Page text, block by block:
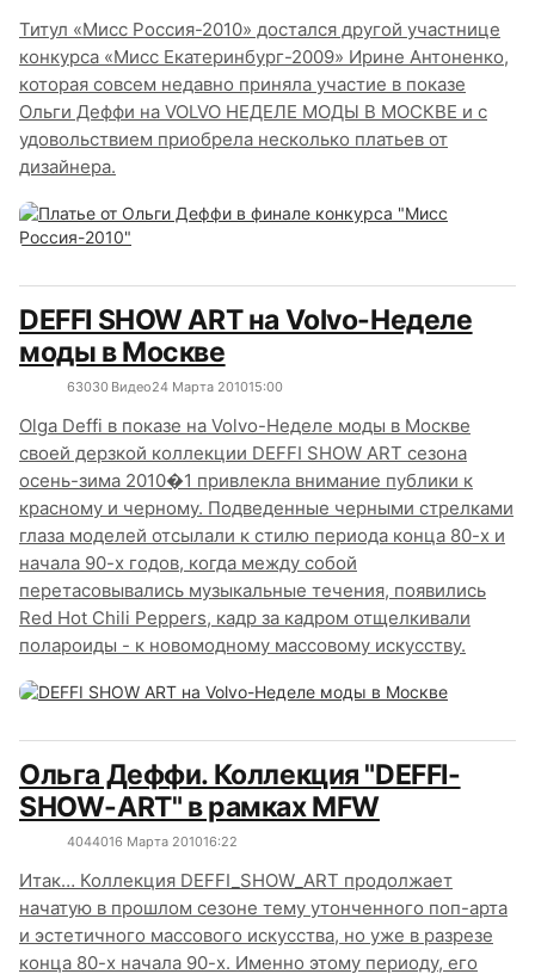
Титул «Мисс Россия-2010» достался другой участнице
конкурса «Мисс Екатеринбург-2009» Ирине Антоненко,
которая совсем недавно приняла участие в показе
Ольги Деффи на VOLVO НЕДЕЛЕ МОДЫ В МОСКВЕ и с
удовольствием приобрела несколько платьев от
дизайнера.
DEFFI SHOW ART на Volvo-Неделе
моды в Москве
63030 Видео24 Марта 201015:00
Olga Deffi в показе на Volvo-Неделе моды в Москве
своей дерзкой коллекции DEFFI SHOW ART сезона
осень-зима 2010�1 привлекла внимание публики к
красному и черному. Подведенные черными стрелками
глаза моделей отсылали к стилю периода конца 80-х и
начала 90-х годов, когда между собой
перетасовывались музыкальные течения, появились
Red Hot Chili Peppers, кадр за кадром отщелкивали
полароиды - к новомодному массовому искусству.
Ольга Деффи. Коллекция "DEFFI-
SHOW-ART" в рамках MFW
4044016 Марта 201016:22
Итак… Коллекция DEFFI_SHOW_ART продолжает
начатую в прошлом сезоне тему утонченного поп-арта
и эстетичного массового искусства, но уже в разрезе
конца 80-х начала 90-х. Именно этому периоду, его